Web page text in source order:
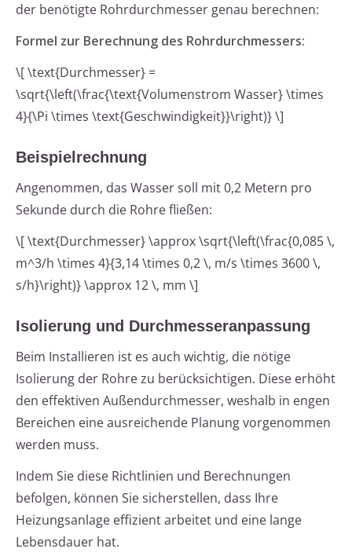
der benötigte Rohrdurchmesser genau berechnen:
Formel zur Berechnung des Rohrdurchmessers:
\[ \text{Durchmesser} =
\sqrt{\left(\frac{\text{Volumenstrom Wasser} \times
4}{\Pi \times \text{Geschwindigkeit}}\right)} \]
Beispielrechnung
Angenommen, das Wasser soll mit 0,2 Metern pro
Sekunde durch die Rohre fließen:
\[ \text{Durchmesser} \approx \sqrt{\left(\frac{0,085 \,
m^3/h \times 4}{3,14 \times 0,2 \, m/s \times 3600 \,
s/h}\right)} \approx 12 \, mm \]
Isolierung und Durchmesseranpassung
Beim Installieren ist es auch wichtig, die nötige
Isolierung der Rohre zu berücksichtigen. Diese erhöht
den effektiven Außendurchmesser, weshalb in engen
Bereichen eine ausreichende Planung vorgenommen
werden muss.
Indem Sie diese Richtlinien und Berechnungen
befolgen, können Sie sicherstellen, dass Ihre
Heizungsanlage effizient arbeitet und eine lange
Lebensdauer hat.